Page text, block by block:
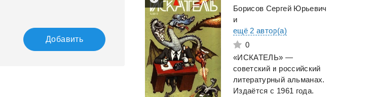
Добавить
Борисов Сергей Юрьевич
и
ещё 2 автор(а)
0
«ИСКАТЕЛЬ» —
советский и российский
литературный альманах.
Издаётся с 1961 года.